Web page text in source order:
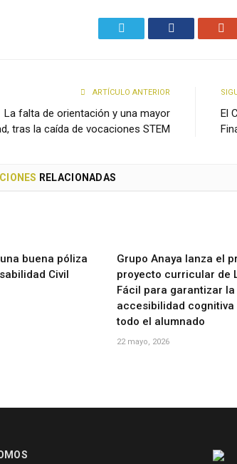
ARTÍCULO ANTERIOR
La falta de orientación y una mayor
tras la caída de vocaciones STEM
El
RELACIONADAS
buena póliza
Civil
Grupo Anaya lanza el
proyecto curricular de
Fácil para garantizar la
accesibilidad cognitiva
todo el alumnado
22 mayo, 2026